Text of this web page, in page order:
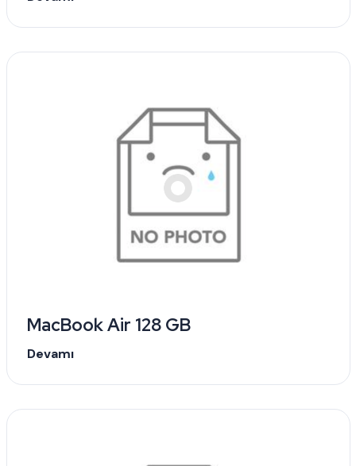
MacBook Air 128 GB
Devamı